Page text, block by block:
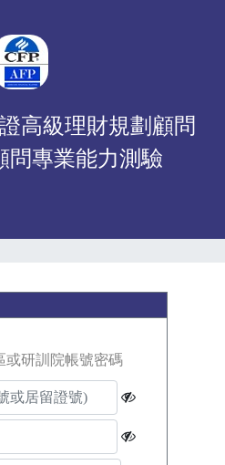
高級理財規劃顧問
問專業能力測驗
或研訓院帳號密碼